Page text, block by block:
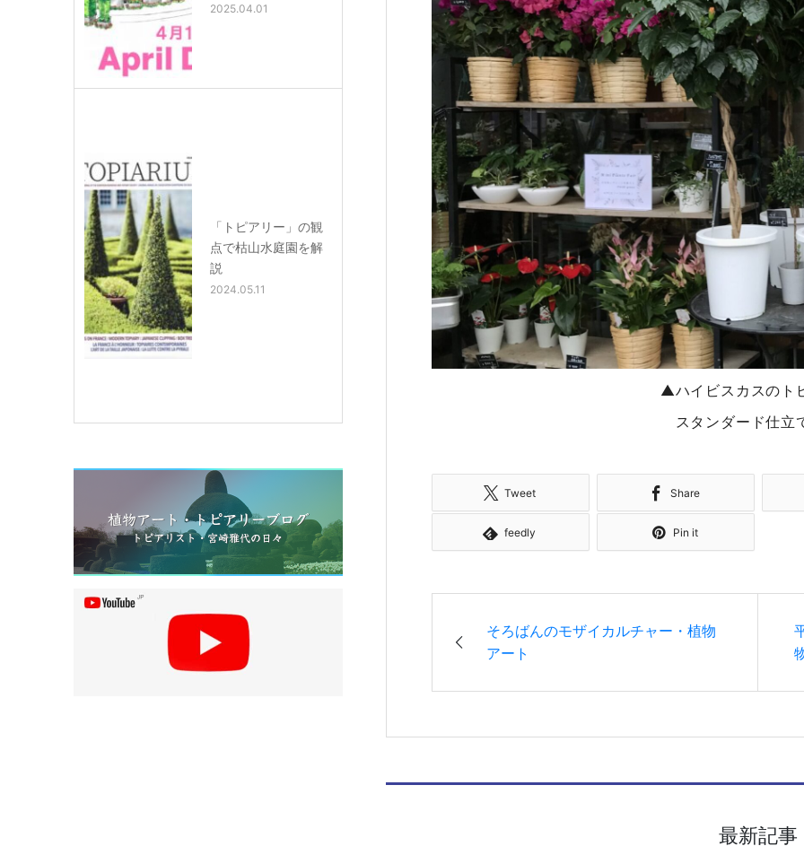
▲ハイビスカスのト
スタンダード仕立
Tweet Share
feedly Pin it
そろばんのモザイカルチャー・植物
アート
最新記事
2025.04.01
「トピアリー」の観
点で枯山水庭園を解
説
2024.05.11